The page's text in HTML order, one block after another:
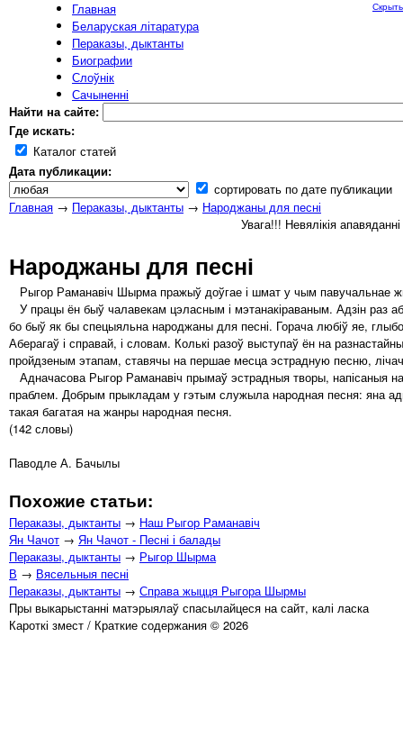
Главная
Беларуская літаратура
Пераказы, дыктанты
Биографии
Слоўнік
Сачыненні
Найти на сайте:
Где искать:
Каталог статей
Дата публикации:
сортировать по дате публикации
Скрыть
Главная → Пераказы, дыктанты → Народжаны для песні
Увага!!! Невялікія
Народжаны для песні
Рыгор Раманавіч Шырма пражыў доўгае і шмат у чым павучальнае
У працы ён быў чалавекам цэласным і мэтанакіраваным. Адзін раз
бо быў як бы спецыяльна народжаны для песні. Горача любіў яе,
Аберагаў і справай, і словам. Колькі разоў выступаў ён на
пройдзеным этапам, ставячы на першае месца эстрадную песню,
Адначасова Рыгор Раманавіч прымаў эстрадныя творы, напісаныя
праблем. Добрым прыкладам у гэтым служыла народная песня: яна
такая багатая на жанры народная песня.
(142 словы)
Паводле А. Бачылы
Похожие статьи:
Пераказы, дыктанты → Наш Рыгор Раманавіч
Ян Чачот → Ян Чачот - Песні і балады
Пераказы, дыктанты → Рыгор Шырма
В → Вясельныя песні
Пераказы, дыктанты → Справа жыцця Рыгора Шырмы
Пры выкарыстанні матэрыялаў спасылайцеся на сайт, калі ласка
Кароткі змест / Краткие содержания © 2026